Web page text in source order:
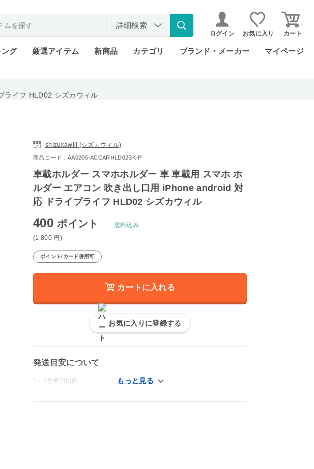
詳細検索
ログイン お気に入り カート
ング 厳選アイテム 新商品 カテゴリ ブランド・メーカー マイページ
ライフ HLD02 シズカウィル
shizukawill (シズカウィル)
商品コード：AA0205-ACCARHLD02BK-P
車載ホルダー スマホホルダー 車 車載用 スマホ ホ
ルダー エアコン 吹き出し口用 iPhone android 対
応 ドライブライフ HLD02 シズカウィル
400ポイント
(1,800 円 )
送料込み
ポイント/カード併用可
カートに入れる
お気に入りに登録する
発送目安について
1～2営業日以内